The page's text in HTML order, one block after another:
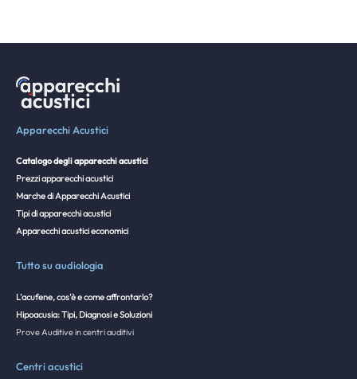
Apparecchi Acustici
Catalogo degli apparecchi acustici
Prezzi apparecchi acustici
Marche di Apparecchi Acustici
Tipi di apparecchi acustici
Apparecchi acustici economici
Tutto su audiologia
L'acufene, cos'è e come affrontarlo?
Hipoacusia: Tipi, Diagnosi e Soluzioni
Prove Auditive in centri auditivi
Centri acustici